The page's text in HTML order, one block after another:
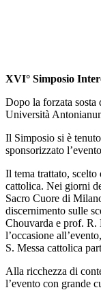
XVI° Simposio
Dopo la forzata sosta
Università
Il Simposio si è
sponsorizzato
Il tema trattato,
cattolica. Nei giorni
Sacro Cuore di
discernimento sulle
Chouvarda e prof. R.
l’occasione
S. Messa cattolica
Alla ricchezza di
l’evento con grande